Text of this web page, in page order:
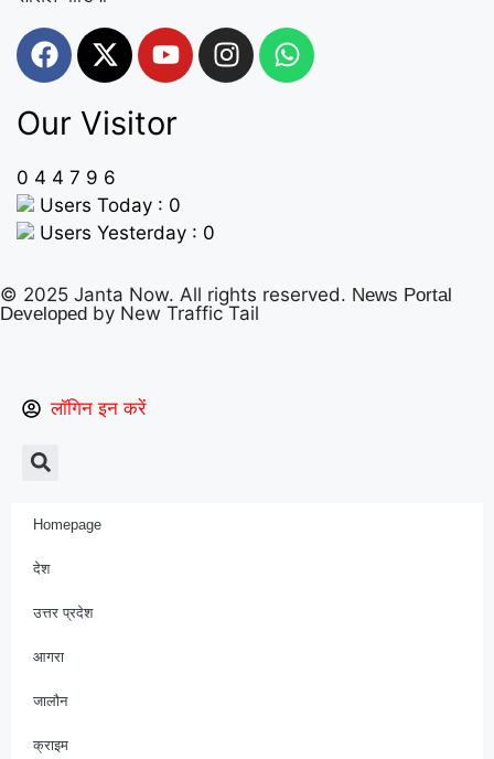
Our Visitor
0 4 4 7 9 6
Users Today : 0
Users Yesterday : 0
© 2025 Janta Now. All rights reserved. News Portal
Developed by New Traffic Tail
लॉगिन इन करें
Homepage
देश
उत्तर प्रदेश
आगरा
जालौन
क्राइम